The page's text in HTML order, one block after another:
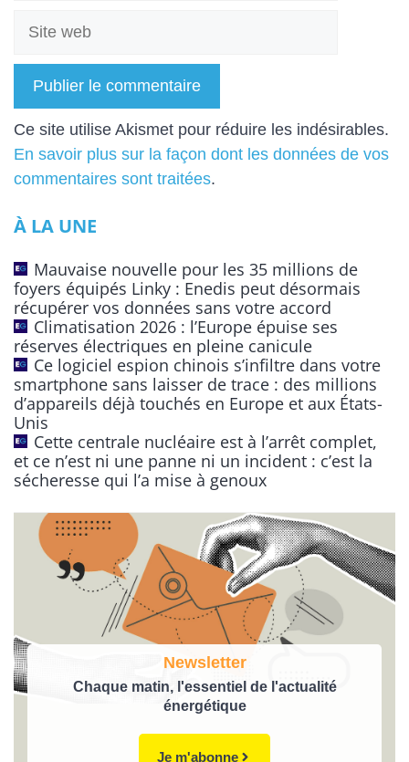
A
l
t
r
a
t
i
v
e
:
Ce site utilise Akismet pour réduire les indésirables.
En savoir plus sur la façon dont les données de vos
commentaires sont traitées.
À LA UNE
Mauvaise nouvelle pour les 35 millions de
foyers équipés Linky : Enedis peut désormais
récupérer vos données sans votre accord
Climatisation 2026 : l’Europe épuise ses
réserves électriques en pleine canicule
Ce logiciel espion chinois s’infiltre dans votre
smartphone sans laisser de trace : des millions
d’appareils déjà touchés en Europe et aux États-
Unis
Cette centrale nucléaire est à l’arrêt complet,
et ce n’est ni une panne ni un incident : c’est la
sécheresse qui l’a mise à genoux
Newsletter
Chaque matin, l'essentiel de l'actualité
énergétique
Je m'abonne